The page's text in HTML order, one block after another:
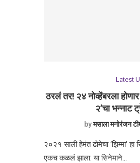
Latest
ठरलं तर! २४ नोव्हेंबरला
२’चा भन्नाट
byमसाला मनोरंजन
२०२१ साली हेमंत ढोमेचा ‘झिम्मा’
एकच कळलं झाला. या सिनेमाने…